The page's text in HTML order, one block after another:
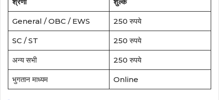
General / OBC / EWS 250 रुपये
SC / ST 250 रुपये
अन्य सभी 250 रुपये
भुगतान माध्यम Online